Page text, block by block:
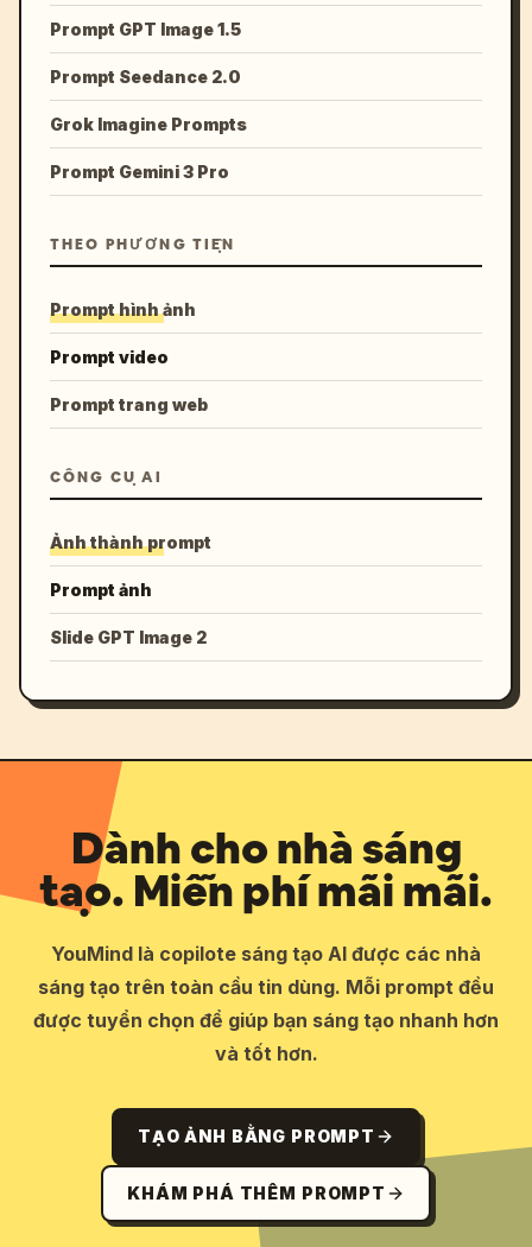
Prompt GPT Image 1.5
Prompt Seedance 2.0
Grok Imagine Prompts
Prompt Gemini 3 Pro
THEO PHƯƠNG TIỆN
Prompt hình ảnh
Prompt video
Prompt trang web
CÔNG CỤ AI
Ảnh thành prompt
Prompt ảnh
Slide GPT Image 2
Dành cho nhà sáng
tạo. Miễn phí mãi mãi.
YouMind là copilote sáng tạo AI được các nhà
sáng tạo trên toàn cầu tin dùng. Mỗi prompt đều
được tuyển chọn để giúp bạn sáng tạo nhanh hơn
và tốt hơn.
TẠO ẢNH BẰNG PROMPT
KHÁM PHÁ THÊM PROMPT